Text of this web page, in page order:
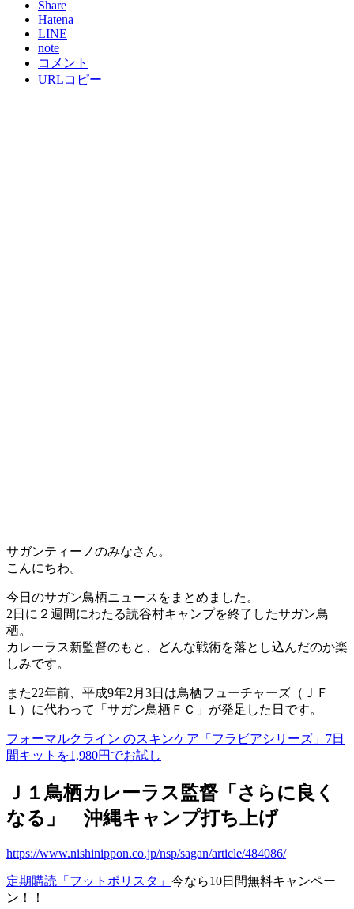
Share
Hatena
LINE
note
コメント
URLコピー
サガンティーノのみなさん。
こんにちわ。
今日のサガン鳥栖ニュースをまとめました。
2日に２週間にわたる読谷村キャンプを終了したサガン鳥
栖。
カレーラス新監督のもと、どんな戦術を落とし込んだのか楽
しみです。
また22年前、平成9年2月3日は鳥栖フューチャーズ（ＪＦ
Ｌ）に代わって「サガン鳥栖ＦＣ」が発足した日です。
フォーマルクライン のスキンケア「フラビアシリーズ」7日
間キットを1,980円でお試し
Ｊ１鳥栖カレーラス監督「さらに良く
なる」 沖縄キャンプ打ち上げ
https://www.nishinippon.co.jp/nsp/sagan/article/484086/
定期購読「フットポリスタ」 今なら10日間無料キャンペー
ン！！